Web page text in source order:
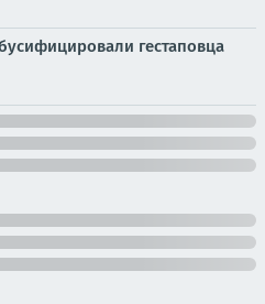
гестаповца